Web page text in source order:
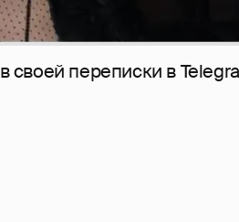
своей перeписки в